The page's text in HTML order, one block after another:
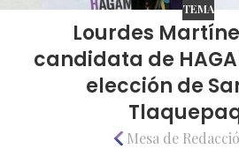
TEMA
Lourdes
candidata de
elección de
Mesa de